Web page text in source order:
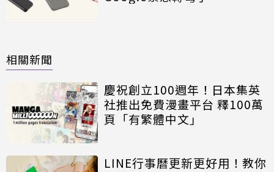
相關新聞
慶祝創立100週年！日本集英
社推出免費漫畫平台 釋100萬
頁「有繁體中文」
LINE行事曆更新更好用！教你